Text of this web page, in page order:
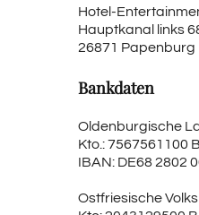
Hotel-
Hauptkanal links
26871 Papenburg
Bankdaten
Oldenburgische
Kto.: 7567561100
IBAN: DE68 2802
Ostfriesische